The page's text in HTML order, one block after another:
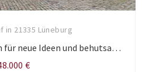
in 21335 Lüneburg
Ein Haus mit Seele – Raum für neue Ideen und behutsame Erneuerung in bester Stadtlage.
€